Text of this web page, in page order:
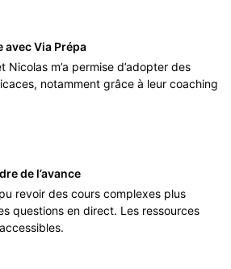
avec Via Prépa
Nicolas m’a permise d’adopter des
notamment grâce à leur coaching
de l’avance
revoir des cours complexes plus
questions en direct. Les ressources